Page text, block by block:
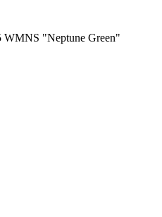
"Neptune Green"